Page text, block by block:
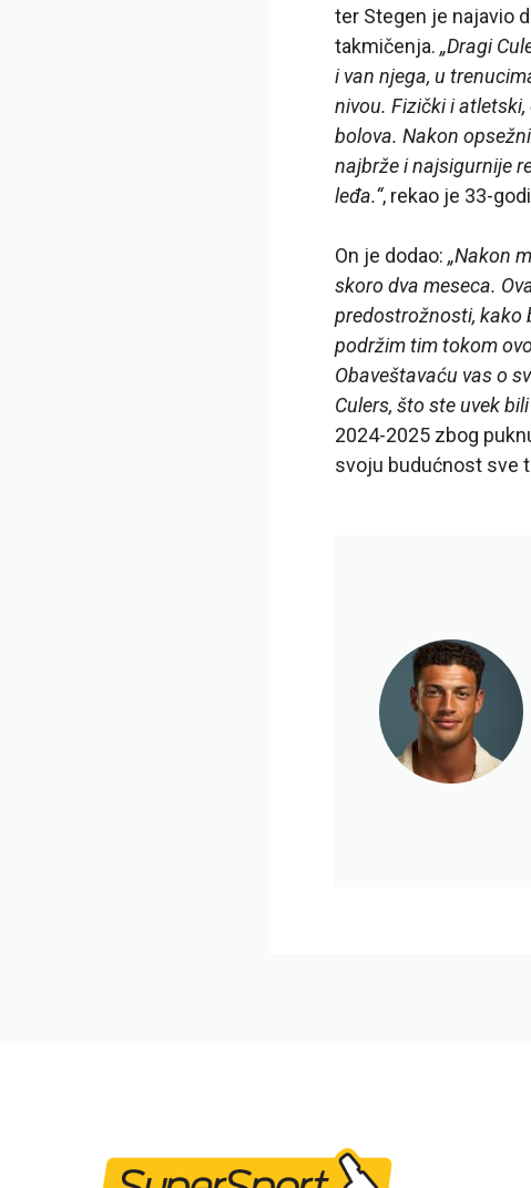
ter Stegen je najavio
takmičenja. „Dragi
i van njega, u
nivou. Fizički i
bolova. Nakon
najbrže i najsigurnije
leđa.“, rekao je 33-
On je dodao: „Nakon
skoro dva meseca.
predostrožnosti, kako
podržim tim tokom
Obaveštavaću vas o
Culers, što ste uvek
2024-2025 zbog
svoju budućnost sve